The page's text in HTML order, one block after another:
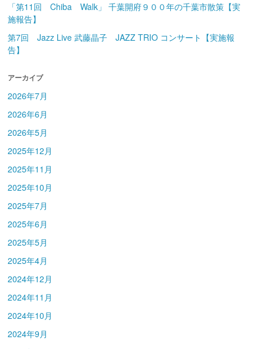
「第11回 Chiba Walk」 千葉開府９００年の千葉市散策【実
施報告】
第7回 Jazz Live 武藤晶子 JAZZ TRIO コンサート【実施報
告】
アーカイブ
2026年7月
2026年6月
2026年5月
2025年12月
2025年11月
2025年10月
2025年7月
2025年6月
2025年5月
2025年4月
2024年12月
2024年11月
2024年10月
2024年9月